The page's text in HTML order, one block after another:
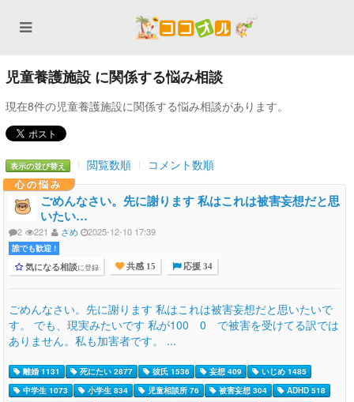
児童養護施設 に関係する悩み相談
現在8件の児童養護施設に関係する悩み相談があります。
表示の並び替え 閲覧数順 コメント数順
心の悩み
ごめんなさい。先に謝ります 私はこれは被害妄想だと思
いたい…
2 221 さめ 2025-12-10 17:39
誰でも歓迎 !
気になる相談に登録 共感 15 応援 34
ごめんなさい。先に謝ります 私はこれは被害妄想だと思いたいで
す。 でも、現実みたいです 私が100 0 で被害を受けてる訳では
ありません。私も加害者です。 ...
離婚 1131 死にたい 2877 彼氏 1536 妄想 409
いじめ 1485
中学生 1073
小学生 834 児童相談所 76 被害妄想 304
ADHD 518